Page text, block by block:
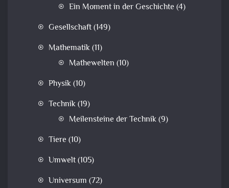
Ein Moment in der Geschichte (4)
Gesellschaft(149)
Mathematik(11)
Mathewelten (10)
Physik(10)
Technik(19)
Meilensteine der Technik(9)
Tiere (10)
Umwelt(105)
Universum (72)